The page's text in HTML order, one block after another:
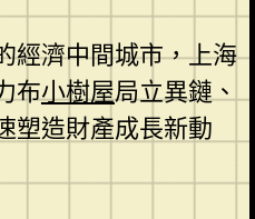
經濟中間城市，上海
布小樹屋局立異鏈、
塑造財產成長新動